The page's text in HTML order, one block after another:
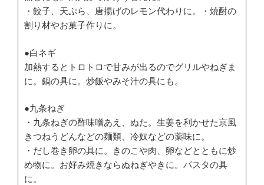
・餃子、天ぷら、唐揚げのレモン代わりに。・焼酎の
割り材やお菓子作りに。
●白ネギ
加熱するとトロトロで甘みが出るのでグリルやねぎま
に。鍋の具に。炒飯やみそ汁の具にも。
●九条ねぎ
・九条ねぎの酢味噌あえ、ぬた。生姜を利かせた京風
きつねうどんなどの麺類、冷奴などの薬味に。
・だし巻き卵の具に。きのこや肉、卵などとともに炒
め物に。お好み焼きならぬねぎやきに。パスタの具
に。